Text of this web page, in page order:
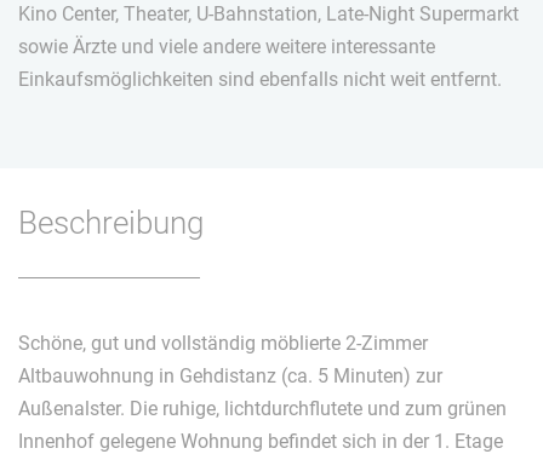
Kino Center, Theater, U-Bahnstation, Late-Night Supermarkt
sowie Ärzte und viele andere weitere interessante
Einkaufsmöglichkeiten sind ebenfalls nicht weit entfernt.
Beschreibung
Schöne, gut und vollständig möblierte 2-Zimmer
Altbauwohnung in Gehdistanz (ca. 5 Minuten) zur
Außenalster. Die ruhige, lichtdurchflutete und zum grünen
Innenhof gelegene Wohnung befindet sich in der 1. Etage